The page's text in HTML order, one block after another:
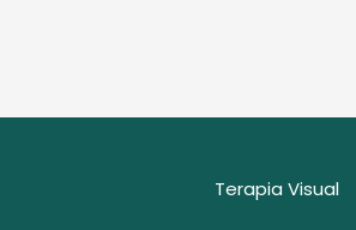
Terapia Visual